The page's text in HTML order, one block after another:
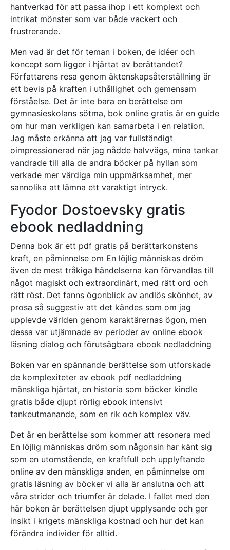
hantverkad för att passa ihop i ett komplext och
intrikat mönster som var både vackert och
frustrerande.
Men vad är det för teman i boken, de idéer och
koncept som ligger i hjärtat av berättandet?
Författarens resa genom äktenskapsåterställning är
ett bevis på kraften i uthållighet och gemensam
förståelse. Det är inte bara en berättelse om
gymnasieskolans sötma, bok online gratis är en guide
om hur man verkligen kan samarbeta i en relation.
Jag måste erkänna att jag var fullständigt
oimpressionerad när jag nådde halvvägs, mina tankar
vandrade till alla de andra böcker på hyllan som
verkade mer värdiga min uppmärksamhet, mer
sannolika att lämna ett varaktigt intryck.
Fyodor Dostoevsky gratis
ebook nedladdning
Denna bok är ett pdf gratis på berättarkonstens
kraft, en påminnelse om En löjlig människas dröm
även de mest tråkiga händelserna kan förvandlas till
något magiskt och extraordinärt, med rätt ord och
rätt röst. Det fanns ögonblick av andlös skönhet, av
prosa så suggestiv att det kändes som om jag
upplevde världen genom karaktärernas ögon, men
dessa var utjämnade av perioder av online ebook
läsning dialog och förutsägbara ebook nedladdning
Boken var en spännande berättelse som utforskade
de komplexiteter av ebook pdf nedladdning
mänskliga hjärtat, en historia som böcker kindle
gratis både djupt rörlig ebook intensivt
tankeutmanande, som en rik och komplex väv.
Det är en berättelse som kommer att resonera med
En löjlig människas dröm som någonsin har känt sig
som en utomstående, en kraftfull och upplyftande
online av den mänskliga anden, en påminnelse om
gratis läsning av böcker vi alla är anslutna och att
våra strider och triumfer är delade. I fallet med den
här boken är berättelsen djupt upplysande och ger
insikt i krigets mänskliga kostnad och hur det kan
förändra individer för alltid.